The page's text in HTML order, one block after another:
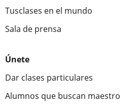
Tusclases en el mundo
Sala de prensa
Únete
Dar clases particulares
Alumnos que buscan maestro